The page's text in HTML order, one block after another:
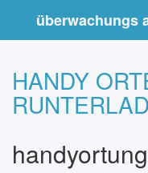
überwachungs
HANDY